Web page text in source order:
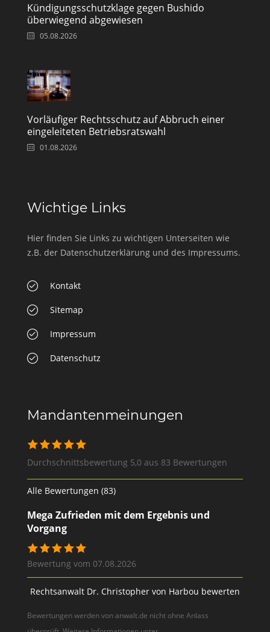
Kündigungsschutzklage gegen Bushido
überwiegend abgewiesen
05.08.2026
Vorläufiger Rechtsschutz auf Abbruch einer
eingeleiteten Betriebsratswahl
01.08.2026
Wichtige Links
Hier finden Sie Links zu wichtigen Unterseiten wie
z.B. der Datenschutzerklärung und des Impressums.
Kontakt
Sitemap
Impressum
Datenschutz
Mandantenmeinungen
Durchschnittsbewertung 5,0 aus 83 Bewertungen
Alle Bewertungen (83)
Mega Zufrieden mit dem Ergebnis und
Vorgang
Bewertung vom 07.08.2026
Rechtsanwalt Dr. Christopher von Harbou bewerten
Bewertungen werden von anwalt.de nicht ohne Anlass